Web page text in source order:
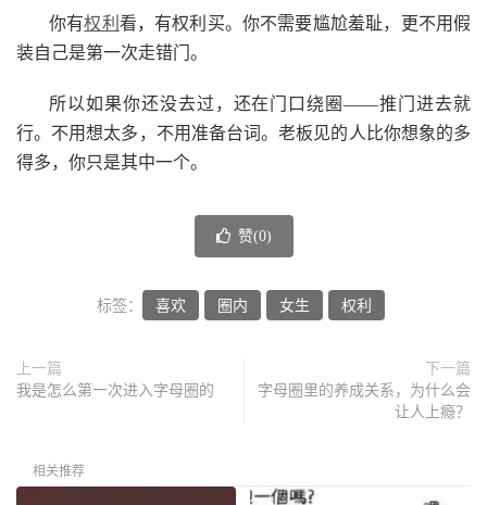
你有权利 看，有权利买。你不需要尴尬羞耻，更不用假
装自己是第一次走错门。
所以如果你还没去过，还在门口绕圈——推门进去就
行。不用想太多，不用准备台词。老板见的人比你想象的多
得多，你只是其中一个。
赞(0)
标签： 喜欢 圈内 女生 权利
上一篇
我是怎么第一次进入字母圈的
下一篇
字母圈里的养成关系，为什么会
让人上瘾？
相关推荐